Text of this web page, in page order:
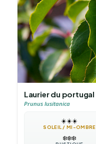
Laurier du portugal
Prunus lusitanica
☀️☀️☀️
SOLEIL / MI-OMBRE
❄️❄️❄️